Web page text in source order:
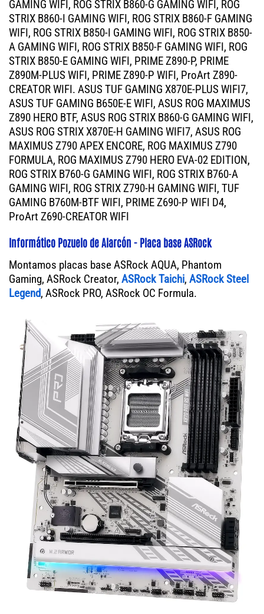
GAMING WIFI, ROG STRIX B860-G GAMING WIFI, ROG
STRIX B860-I GAMING WIFI, ROG STRIX B860-F GAMING
WIFI, ROG STRIX B850-I GAMING WIFI, ROG STRIX B850-
A GAMING WIFI, ROG STRIX B850-F GAMING WIFI, ROG
STRIX B850-E GAMING WIFI, PRIME Z890-P, PRIME
Z890M-PLUS WIFI, PRIME Z890-P WIFI, ProArt Z890-
CREATOR WIFI. ASUS TUF GAMING X870E-PLUS WIFI7,
ASUS TUF GAMING B650E-E WIFI, ASUS ROG MAXIMUS
Z890 HERO BTF, ASUS ROG STRIX B860-G GAMING WIFI,
ASUS ROG STRIX X870E-H GAMING WIFI7, ASUS ROG
MAXIMUS Z790 APEX ENCORE, ROG MAXIMUS Z790
FORMULA, ROG MAXIMUS Z790 HERO EVA-02 EDITION,
ROG STRIX B760-G GAMING WIFI, ROG STRIX B760-A
GAMING WIFI, ROG STRIX Z790-H GAMING WIFI, TUF
GAMING B760M-BTF WIFI, PRIME Z690-P WIFI D4,
ProArt Z690-CREATOR WIFI
Informático Pozuelo de Alarcón - Placa base ASRock
Montamos placas base ASRock AQUA, Phantom
Gaming, ASRock Creator, ASRock Taichi, ASRock Steel
Legend, ASRock PRO, ASRock OC Formula.